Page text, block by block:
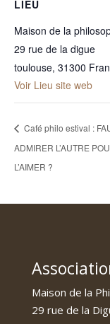
LIEU
Maison de la
29 rue de la digue
toulouse, 31300
Voir Lieu site web
Café philo estival :
ADMIRER L’AUTRE
L’AIMER ?
Maison de la
29 rue de la